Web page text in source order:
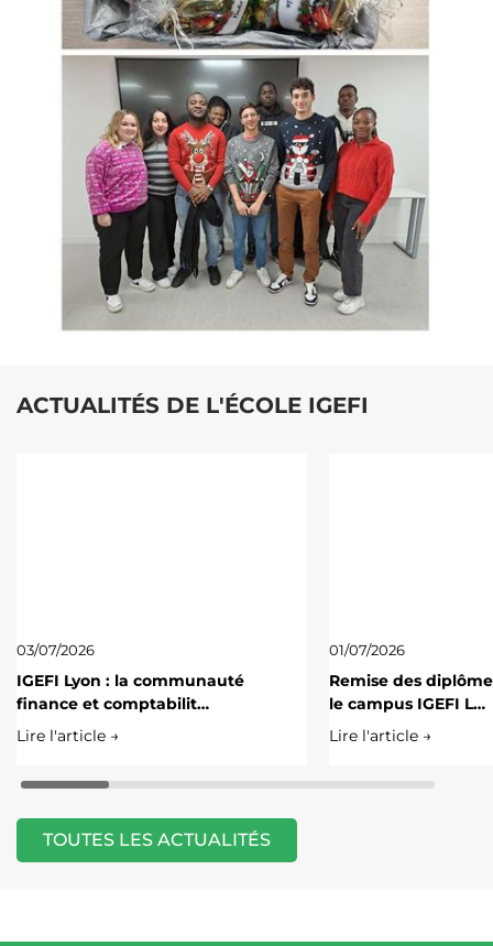
ACTUALITÉS DE L'ÉCOLE IGEFI
03/07/2026
IGEFI Lyon : la communauté
finance et comptabilit…
Lire l'article →
01/07/2026
Remise des
le campus IGEFI L…
Lire l'article →
TOUTES LES ACTUALITÉS